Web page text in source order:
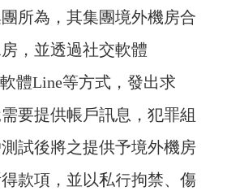
所為，其集團境外機房合
，並透過社交軟體
體Line等方式，發出求
要提供帳戶訊息，犯罪組
試後將之提供予境外機房
款項，並以私行拘禁、傷